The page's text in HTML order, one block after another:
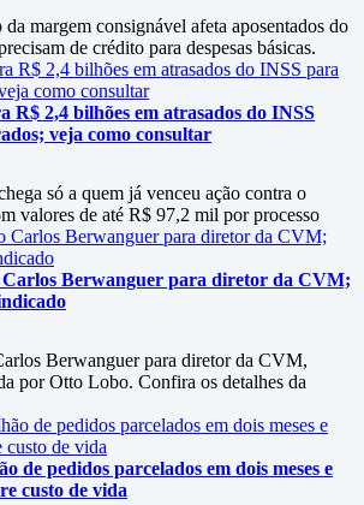
da margem consignável afeta aposentados do
de crédito para despesas básicas.
R$ 2,4 bilhões em atrasados do INSS
veja como consultar
só a quem já venceu ação contra o
valores de até R$ 97,2 mil por processo
Berwanguer para diretor da CVM;
Berwanguer para diretor da CVM,
por Otto Lobo. Confira os detalhes da
de pedidos parcelados em dois meses e
custo de vida